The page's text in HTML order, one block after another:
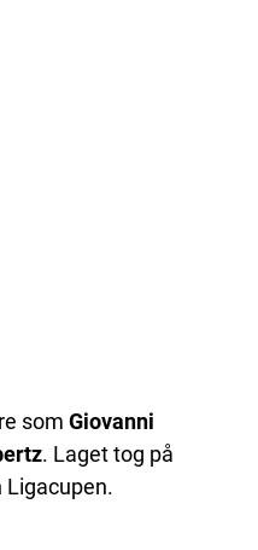
som Giovanni
. Laget tog på
Ligacupen.